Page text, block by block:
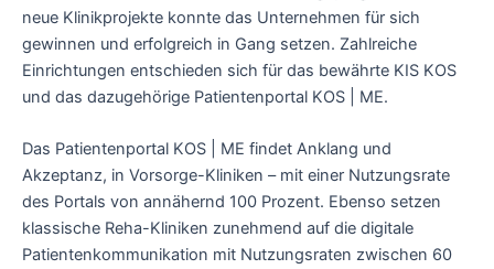
neue Klinikprojekte konnte das Unternehmen für sich
gewinnen und erfolgreich in Gang setzen. Zahlreiche
Einrichtungen entschieden sich für das bewährte KIS KOS
und das dazugehörige Patientenportal KOS | ME.
Das Patientenportal KOS | ME findet Anklang und
Akzeptanz, in Vorsorge-Kliniken – mit einer Nutzungsrate
des Portals von annähernd 100 Prozent. Ebenso setzen
klassische Reha-Kliniken zunehmend auf die digitale
Patientenkommunikation mit Nutzungsraten zwischen 60